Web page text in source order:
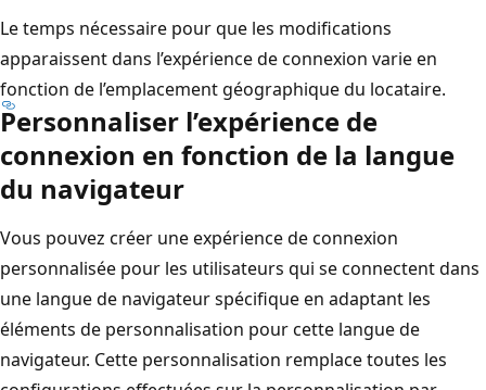
Le temps nécessaire pour que les modifications
apparaissent dans l’expérience de connexion varie en
fonction de l’emplacement géographique du locataire.
Personnaliser l’expérience de
connexion en fonction de la langue
du navigateur
Vous pouvez créer une expérience de connexion
personnalisée pour les utilisateurs qui se connectent dans
une langue de navigateur spécifique en adaptant les
éléments de personnalisation pour cette langue de
navigateur. Cette personnalisation remplace toutes les